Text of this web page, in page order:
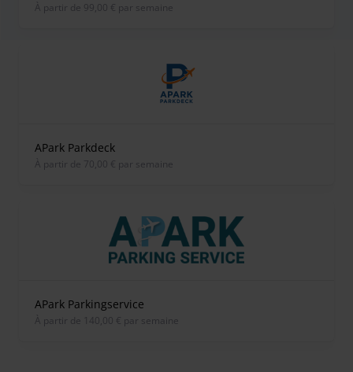
À partir de 99,00 € par semaine
APark Parkdeck
À partir de 70,00 € par semaine
APark Parkingservice
À partir de 140,00 € par semaine